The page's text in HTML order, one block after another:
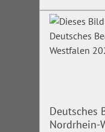
Deutsches
Nordrhein-